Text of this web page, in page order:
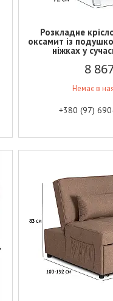
Розкладне
оксамит із
ніжках у
8
Немає в
+380 (97)